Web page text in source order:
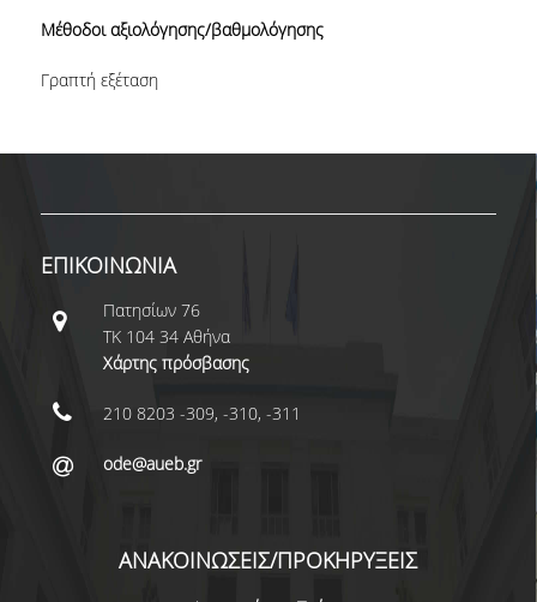
ΓΡΑΦΕΙΟ ΔΙΑΣΥΝΔΕΣΗΣ
ΝΕΑ
ΑΝΑΚΟΙΝΩΣΕΙΣ
ΕΜΠΕΙΡΙΑΣ
ΕΚΔΗΛΩΣΕΙΣ
ΕΠΟΠΤΕΙΕΣ
Μέθοδοι αξιολόγησης/βαθμολόγησης
Γραπτή εξέταση
ΕΠΙΚΟΙΝΩΝΙΑ
Πατησίων 76
ΤΚ 104 34 Αθήνα
Χάρτης πρόσβασης
210 8203 -309, -310, -311
ode@aueb.gr
ΑΝΑΚΟΙΝΩΣΕΙΣ/ΠΡΟΚΗΡΥΞΕΙΣ